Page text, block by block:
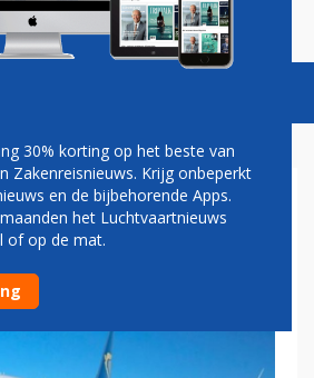
Podcasts Vacatures
KNOKPARTIJ IN
30% korting op het beste van
Zakenreisnieuws. Krijg onbeperkt
en de bijbehorende Apps.
het Luchtvaartnieuws
of op de mat.